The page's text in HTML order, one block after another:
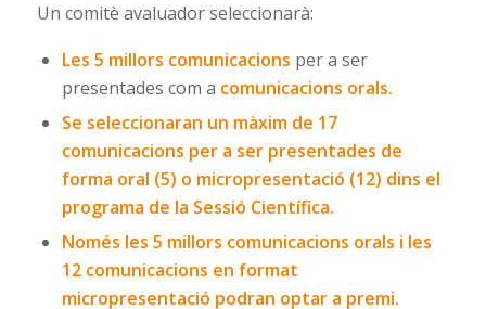
Un comitè avaluador seleccionarà:
Les 5 millors comunicacions per a ser
presentades com a comunicacions orals.
Se seleccionaran un màxim de 17
comunicacions per a ser presentades de
forma oral (5) o micropresentació (12) dins el
programa de la Sessió Científica.
Només les 5 millors comunicacions orals i les
12 comunicacions en format
micropresentació podran optar a premi.